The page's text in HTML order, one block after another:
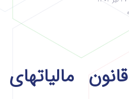
ماده 141 قانون مالیاتهای